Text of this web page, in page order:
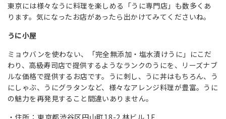
東京には様々なうに料理を楽しめる「うに専門店」も数多くあ
ります。気になったお店があったら出かけてみてくださいね。
うに小屋
ミョウバンを使わない、「完全無添加・塩水漬けうに」にこだ
わり、高級寿司店で提供するようなランクのうにを、リーズナブ
ルな価格で提供するお店です。うに刺し、うに丼はもちろん、う
にしゃぶ、うにグラタンなど、様々なアレンジ料理が豊富。うに
の魅力を再発見すること間違いありません。